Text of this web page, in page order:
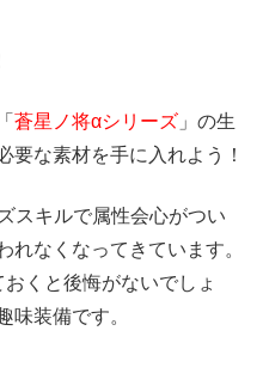
蒼星ノ将αシリーズ 」の生
要な素材を手に入れよう！
スキルで属性会心がつい
れなくなってきています。
くと後悔がないでしょ
味装備です。